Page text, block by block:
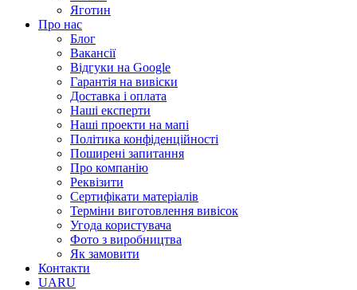
Яготин
Про нас
Блог
Вакансії
Відгуки на Google
Гарантія на вивіски
Доставка і оплата
Наші експерти
Наші проекти на мапі
Політика конфіденційності
Поширені запитання
Про компанію
Реквізити
Сертифікати матеріалів
Терміни виготовлення вивісок
Угода користувача
Фото з виробництва
Як замовити
Контакти
UARU